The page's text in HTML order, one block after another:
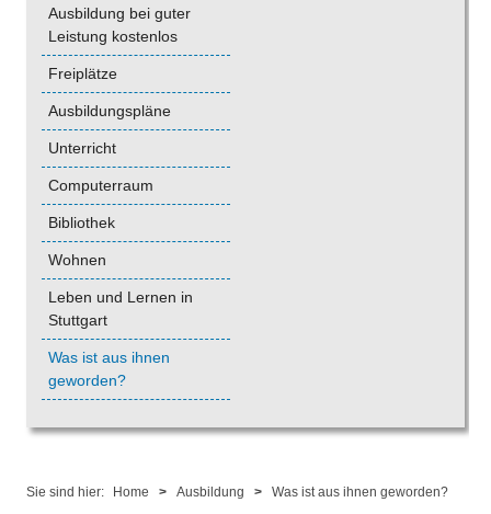
Ausbildung bei guter
Leistung kostenlos
Freiplätze
Ausbildungspläne
Unterricht
Computerraum
Bibliothek
Wohnen
Leben und Lernen in
Stuttgart
Was ist aus ihnen
geworden?
Sie sind hier: Home > Ausbildung > Was ist aus ihnen geworden?